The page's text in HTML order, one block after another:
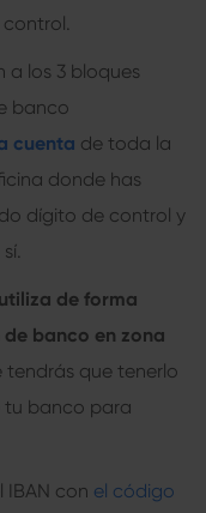
a los 3 bloques
banco
cuenta de toda la
donde has
dígito de control y
de forma
banco en zona
tendrás que tenerlo
tu banco para
IBAN con el código